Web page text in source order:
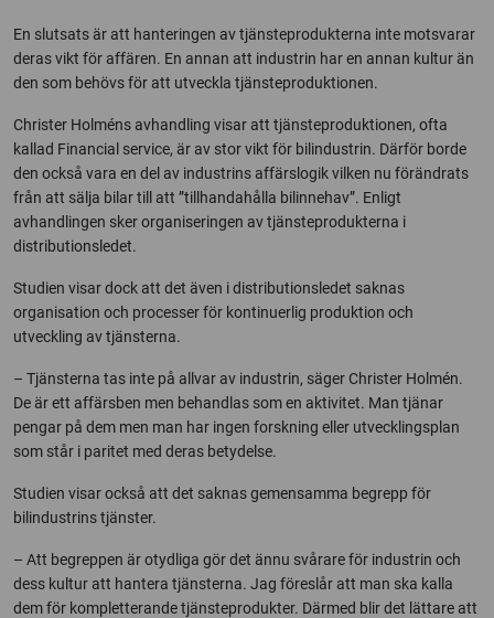
En slutsats är att hanteringen av tjänsteprodukterna inte motsvarar
deras vikt för affären. En annan att industrin har en annan kultur än
den som behövs för att utveckla tjänsteproduktionen.
Christer Holméns avhandling visar att tjänsteproduktionen, ofta
kallad Financial service, är av stor vikt för bilindustrin. Därför borde
den också vara en del av industrins affärslogik vilken nu förändrats
från att sälja bilar till att ”tillhandahålla bilinnehav”. Enligt
avhandlingen sker organiseringen av tjänsteprodukterna i
distributionsledet.
Studien visar dock att det även i distributionsledet saknas
organisation och processer för kontinuerlig produktion och
utveckling av tjänsterna.
– Tjänsterna tas inte på allvar av industrin, säger Christer Holmén.
De är ett affärsben men behandlas som en aktivitet. Man tjänar
pengar på dem men man har ingen forskning eller utvecklingsplan
som står i paritet med deras betydelse.
Studien visar också att det saknas gemensamma begrepp för
bilindustrins tjänster.
– Att begreppen är otydliga gör det ännu svårare för industrin och
dess kultur att hantera tjänsterna. Jag föreslår att man ska kalla
dem för kompletterande tjänsteprodukter. Därmed blir det lättare att